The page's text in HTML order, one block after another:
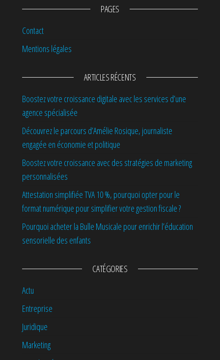
PAGES
Contact
Mentions légales
ARTICLES RÉCENTS
Boostez votre croissance digitale avec les services d’une
agence spécialisée
Découvrez le parcours d’Amélie Rosique, journaliste
engagée en économie et politique
Boostez votre croissance avec des stratégies de marketing
personnalisées
Attestation simplifiée TVA 10 %, pourquoi opter pour le
format numérique pour simplifier votre gestion fiscale ?
Pourquoi acheter la Bulle Musicale pour enrichir l’éducation
sensorielle des enfants
CATÉGORIES
Actu
Entreprise
Juridique
Marketing